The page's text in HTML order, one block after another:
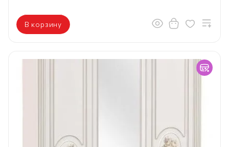
В корзину